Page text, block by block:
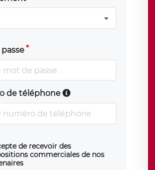
de téléphone
de recevoir des
commerciales de nos